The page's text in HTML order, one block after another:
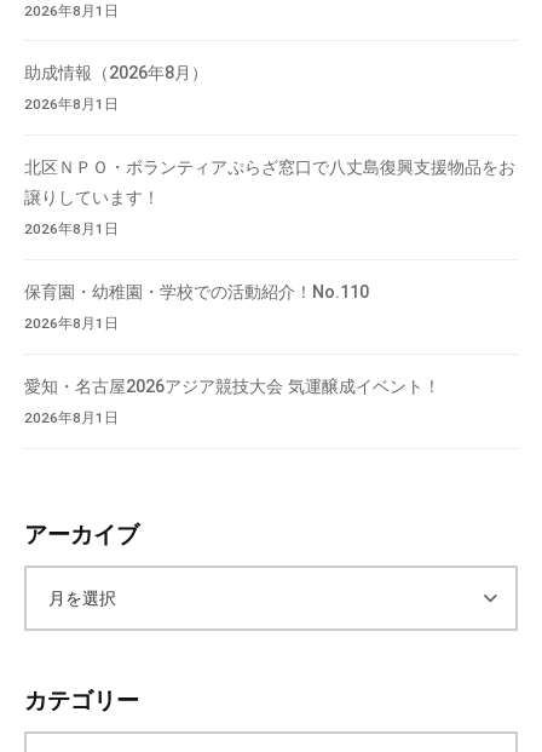
2026年8月1日
助成情報（2026年8月）
2026年8月1日
北区ＮＰＯ・ボランティアぷらざ窓口で八丈島復興支援物品をお
譲りしています！
2026年8月1日
保育園・幼稚園・学校での活動紹介！No.110
2026年8月1日
愛知・名古屋2026アジア競技大会 気運醸成イベント！
2026年8月1日
アーカイブ
カ
カテゴリー